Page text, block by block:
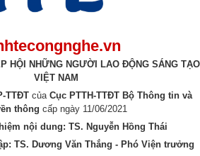
HỘI NHỮNG NGƯỜI LAO ĐỘNG SÁNG TẠO
VIỆT NAM
TTĐT của Cục PTTH-TTĐT Bộ Thông tin và
thông cấp ngày 11/06/2021
nội dung: TS. Nguyễn Hồng Thái
TS. Dương Văn Thắng - Phó Viện trưởng